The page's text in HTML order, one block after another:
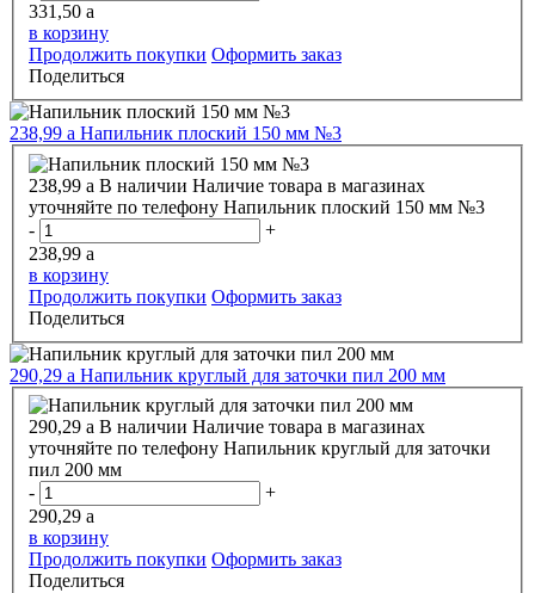
331,50 a
в корзину
Продолжить покупки Оформить заказ
Поделиться
238,99 a Напильник плоский 150 мм №3
238,99 a В наличии Наличие товара в магазинах
уточняйте по телефону Напильник плоский 150 мм №3
-
+
238,99 a
в корзину
Продолжить покупки Оформить заказ
Поделиться
290,29 a Напильник круглый для заточки пил 200 мм
290,29 a В наличии Наличие товара в магазинах
уточняйте по телефону Напильник круглый для заточки
пил 200 мм
-
+
290,29 a
в корзину
Продолжить покупки Оформить заказ
Поделиться